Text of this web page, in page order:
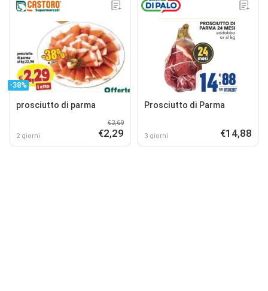
-38%
prosciutto di parma
2 giorni
€3,69
€2,29
Prosciutto di Parma
3 giorni €14,88